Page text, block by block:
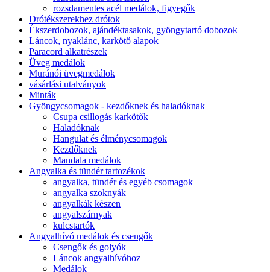
rozsdamentes acél medálok, figyegők
Drótékszerekhez drótok
Ékszerdobozok, ajándéktasakok, gyöngytartó dobozok
Láncok, nyaklánc, karkötő alapok
Paracord alkatrészek
Üveg medálok
Muránói üvegmedálok
vásárlási utalványok
Minták
Gyöngycsomagok - kezdőknek és haladóknak
Csupa csillogás karkötők
Haladóknak
Hangulat és élménycsomagok
Kezdőknek
Mandala medálok
Angyalka és tündér tartozékok
angyalka, tündér és egyéb csomagok
angyalka szoknyák
angyalkák készen
angyalszárnyak
kulcstartók
Angyalhívó medálok és csengők
Csengők és golyók
Láncok angyalhívóhoz
Medálok